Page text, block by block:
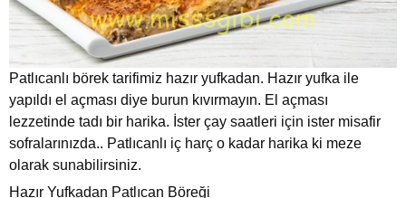
Patlıcanlı börek tarifimiz hazır yufkadan. Hazır yufka ile
yapıldı el açması diye burun kıvırmayın. El açması
lezzetinde tadı bir harika. İster çay saatleri için ister misafir
sofralarınızda.. Patlıcanlı iç harç o kadar harika ki meze
olarak sunabilirsiniz.
Hazır Yufkadan Patlıcan Böreği